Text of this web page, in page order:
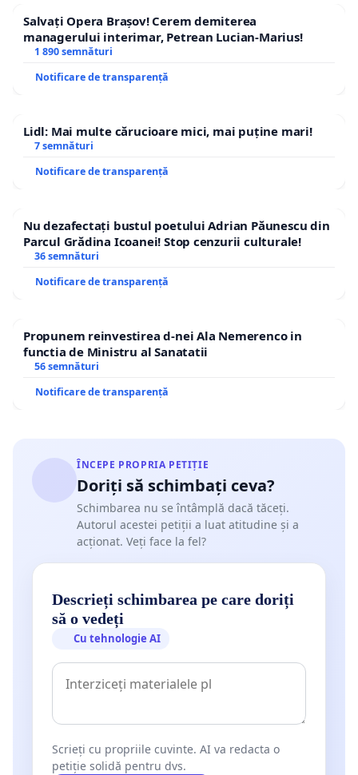
Salvați Opera Brașov! Cerem demiterea
managerului interimar, Petrean Lucian-Marius!
1 890 semnături
Notificare de transparență
Lidl: Mai multe cărucioare mici, mai puține mari!
7 semnături
Notificare de transparență
Nu dezafectați bustul poetului Adrian Păunescu din
Parcul Grădina Icoanei! Stop cenzurii culturale!
36 semnături
Notificare de transparență
Propunem reinvestirea d-nei Ala Nemerenco in
functia de Ministru al Sanatatii
56 semnături
Notificare de transparență
ÎNCEPE PROPRIA PETIȚIE
Doriți să schimbați ceva?
Schimbarea nu se întâmplă dacă tăceți.
Autorul acestei petiții a luat atitudine și a
acționat. Veți face la fel?
Descrieți schimbarea pe care doriți
să o vedeți
Cu tehnologie AI
Scrieți cu propriile cuvinte. AI va redacta o
petiție solidă pentru dvs.